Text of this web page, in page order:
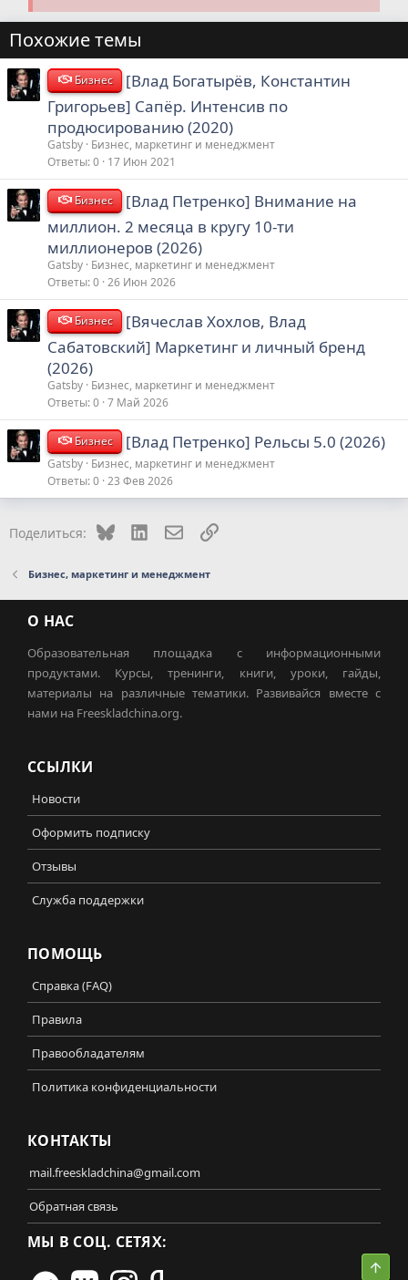
Похожие темы
Бизнес
[Влад Богатырёв, Константин
Григорьев] Сапёр. Интенсив по
продюсированию (2020)
Gatsby Бизнес, маркетинг и менеджмент
Ответы 0 17 Июн 2021
Бизнес
[Влад Петренко] Внимание на
миллион. 2 месяца в кругу 10-ти
миллионеров (2026)
Gatsby Бизнес, маркетинг и менеджмент
Ответы 0 26 Июн 2026
Бизнес
[Вячеслав Хохлов, Влад
Сабатовский] Маркетинг и личный бренд
(2026)
Gatsby Бизнес, маркетинг и менеджмент
Ответы 0 7 Май 2026
Бизнес [Влад Петренко] Рельсы 5.0 (2026)
Gatsby Бизнес, маркетинг и менеджмент
Ответы 0 23 Фев 2026
Поделиться: Bluesky LinkedInЭлектронная почта
Ссылка
Бизнес, маркетинг и менеджмент
О НАС
Образовательная площадка с информационными
продуктами. Курсы, тренинги, книги, уроки, гайды,
материалы на различные тематики. Развивайся вместе с
нами на Freeskladchina.org.
ССЫЛКИ
Новости
Оформить подписку
Отзывы
Служба поддержки
ПОМОЩЬ
Справка (FAQ)
Правила
Правообладателям
Политика конфиденциальности
КОНТАКТЫ
mail.freeskladchina@gmail.com
Обратная связь
МЫ В СОЦ. СЕТЯХ: